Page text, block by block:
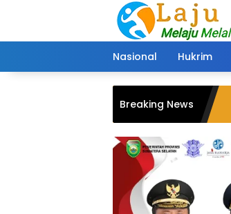
Nasional Hukrim
Breaking News